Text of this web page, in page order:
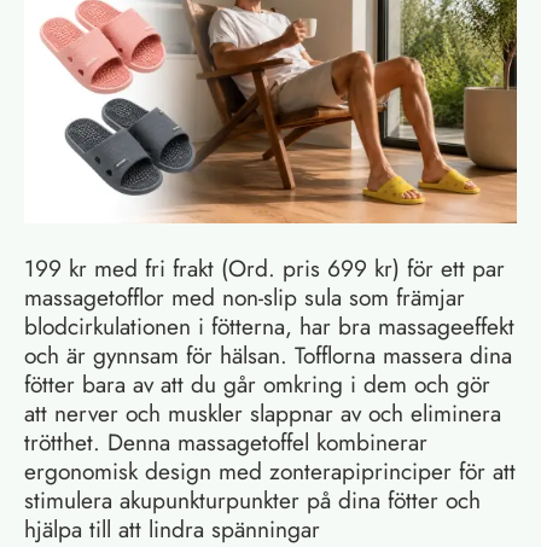
199 kr med fri frakt (Ord. pris 699 kr) för ett par
massagetofflor med non-slip sula som främjar
blodcirkulationen i fötterna, har bra massageeffekt
och är gynnsam för hälsan. Tofflorna massera dina
fötter bara av att du går omkring i dem och gör
att nerver och muskler slappnar av och eliminera
trötthet. Denna massagetoffel kombinerar
ergonomisk design med zonterapiprinciper för att
stimulera akupunkturpunkter på dina fötter och
hjälpa till att lindra spänningar